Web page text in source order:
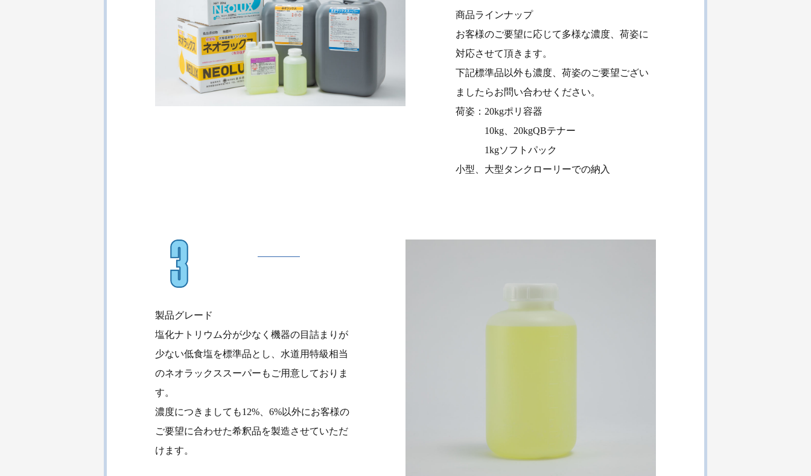
商品ラインナップ
お客様のご要望に応じて多様な濃度、荷姿に
対応させて頂きます。
下記標準品以外も濃度、荷姿のご要望ござい
ましたらお問い合わせください。
荷姿：20kgポリ容器
10kg、20kgQBテナー
1kgソフトパック
小型、大型タンクローリーでの納入
製品グレード
塩化ナトリウム分が少なく機器の目詰まりが
少ない低食塩を標準品とし、水道用特級相当
のネオラックススーパーもご用意しておりま
す。
濃度につきましても12%、6%以外にお客様の
ご要望に合わせた希釈品を製造させていただ
けます。